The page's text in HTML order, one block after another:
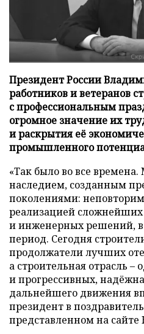
Президент России
работников и ветеранов
с профессиональным
огромное значение их
и раскрытия её
промышленного
«Так было во все
наследием, созданным
поколениями:
реализацией сложнейших
и инженерных решений, в
период. Сегодня
продолжатели лучших
а строительная отрасль –
и прогрессивных,
дальнейшего движения
президент в
представленном на сайте